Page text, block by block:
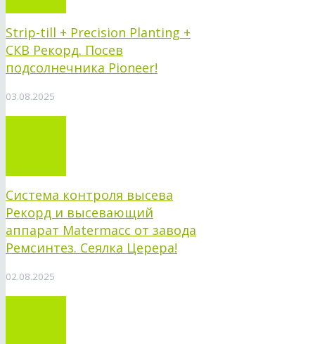
Strip-till + Precision Planting +
СКВ Рекорд. Посев
подсолнечника Pioneer!
03.08.2025
Система контроля высева
Рекорд и высевающий
аппарат Matermacc от завода
Ремсинтез. Сеялка Церера!
02.08.2025